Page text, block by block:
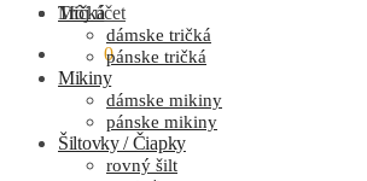
Môj účet
0.00€ 0
Tričká
dámske tričká
pánske tričká
Mikiny
dámske mikiny
pánske mikiny
Šiltovky / Čiapky
rovný šilt